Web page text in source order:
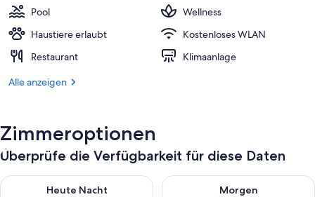
Pool
Wellness
Haustiere erlaubt
Kostenloses WLAN
Restaurant
Klimaanlage
Alle anzeigen
Zimmeroptionen
Überprüfe die Verfügbarkeit für diese Daten
Heute Nacht
Überprüfe die Verfügbarkeit für heute Nacht, Aug. 7 - Aug. 8.
Morgen
Überprüfe die Verfügbarkeit